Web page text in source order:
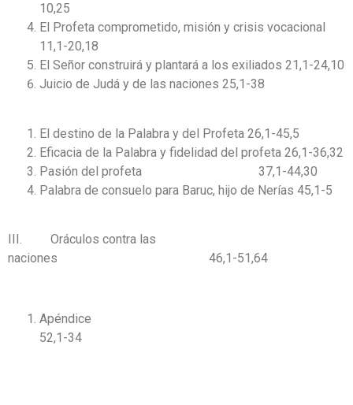
10,25
El Profeta comprometido, misión y crisis vocacional
11,1-20,18
El Señor construirá y plantará a los exiliados 21,1-24,10
Juicio de Judá y de las naciones 25,1-38
El destino de la Palabra y del Profeta 26,1-45,5
Eficacia de la Palabra y fidelidad del profeta 26,1-36,32
Pasión del profeta 37,1-44,30
Palabra de consuelo para Baruc, hijo de Nerías 45,1-5
III. Oráculos contra las
naciones 46,1-51,64
Apéndice
52,1-34